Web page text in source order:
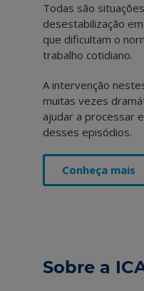
Todas são
desestabilização
que dificultam o
trabalho cotidiano.
A intervenção
muitas vezes
ajudar a processar
desses episódios.
Conheça mais
Sobre a